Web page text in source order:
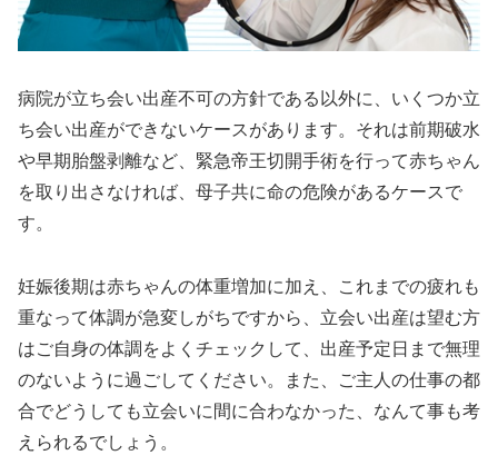
病院が立ち会い出産不可の方針である以外に、いくつか立
ち会い出産ができないケースがあります。それは前期破水
や早期胎盤剥離など、緊急帝王切開手術を行って赤ちゃん
を取り出さなければ、母子共に命の危険があるケースで
す。
妊娠後期は赤ちゃんの体重増加に加え、これまでの疲れも
重なって体調が急変しがちですから、立会い出産は望む方
はご自身の体調をよくチェックして、出産予定日まで無理
のないように過ごしてください。また、ご主人の仕事の都
合でどうしても立会いに間に合わなかった、なんて事も考
えられるでしょう。